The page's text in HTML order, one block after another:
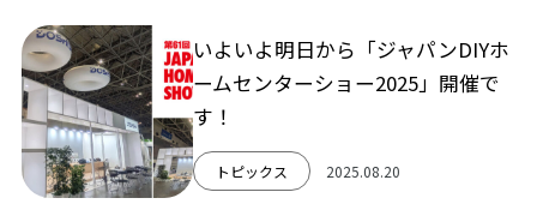
いよいよ明日から「ジャパンDIYホ
ームセンターショー2025」開催で
す！
トピックス 2025.08.20